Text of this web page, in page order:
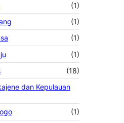
(1)
(1)
(1)
(1)
(18)
dan Kepulauan
(1)